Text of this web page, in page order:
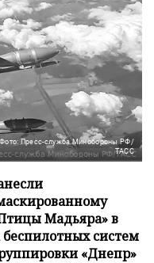
Фото: Пресс-служба Минобороны РФ/
ТАСС
Мадьяра» в
систем
«Днепр»